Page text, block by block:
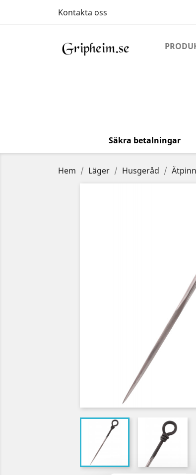
Kontakta oss
Säkra betalningar
Hem Läger Husgeråd